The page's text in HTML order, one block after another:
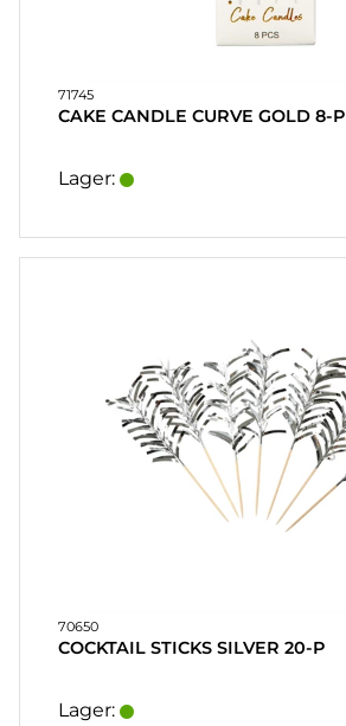
71745
CAKE CANDLE CURVE GOLD 8-P
Lager:
70650
COCKTAIL STICKS SILVER 20-P
Lager: